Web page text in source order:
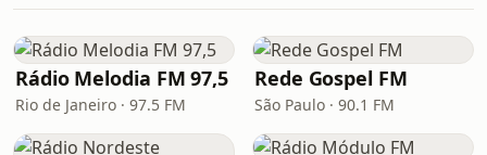
Rádio Melodia FM 97,5
Rio de Janeiro · 97.5 FM
Rede Gospel FM
São Paulo · 90.1 FM